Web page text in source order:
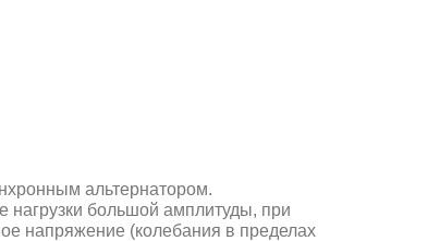
альтернатором.
большой амплитуды, при
напряжение (колебания в пределах